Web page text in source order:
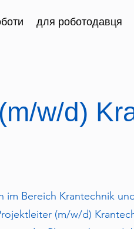
для роботодавця
w/d)
im Bereich Krantechnik
(m/w/d)